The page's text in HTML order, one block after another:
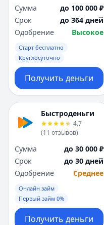
Сумма
до 100 000 ₽
Срок
до 364 дней
Одобрение
Высокое
Старт бесплатно
Круглосуточно
Получить деньги
Быстроденьги
4.7
(11 отзывов)
Сумма
до 30 000 ₽
Срок
до 30 дней
Одобрение
Среднее
Онлайн займ
Первый займ 0%
Получить деньги